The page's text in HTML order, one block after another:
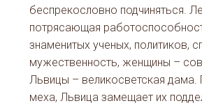
беспрекословно подчиняться.
потрясающая
знаменитых ученых,
мужественность, женщины –
Львицы – великосветская дама.
меха, Львица замещает их